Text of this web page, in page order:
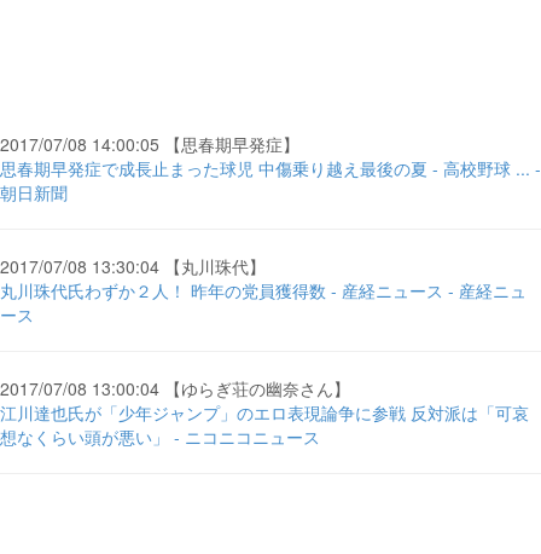
2017/07/08 14:00:05 【思春期早発症】
思春期早発症で成長止まった球児 中傷乗り越え最後の夏 - 高校野球 ... -
朝日新聞
2017/07/08 13:30:04 【丸川珠代】
丸川珠代氏わずか２人！ 昨年の党員獲得数 - 産経ニュース - 産経ニュ
ース
2017/07/08 13:00:04 【ゆらぎ荘の幽奈さん】
江川達也氏が「少年ジャンプ」のエロ表現論争に参戦 反対派は「可哀
想なくらい頭が悪い」 - ニコニコニュース